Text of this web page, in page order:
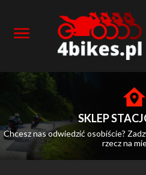
SKLEP
Chcesz nas odwiedzić osobiście?
rzecz na